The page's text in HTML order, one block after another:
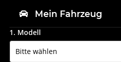
Mein Fahrzeug
1. Modell